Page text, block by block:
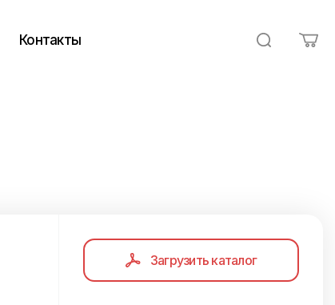
Контакты
Загрузить каталог